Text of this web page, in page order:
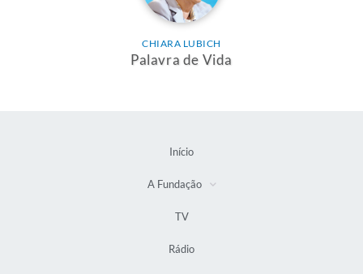
CHIARA LUBICH
Palavra de Vida
Início
A Fundação
TV
Rádio